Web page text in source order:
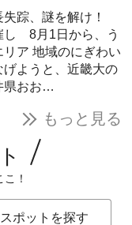
失踪、謎を解け！
し 8月1日から、う
リア 地域のにぎわい
げようと、近畿大の
県おお…
もっと見る
！
ポットを探す